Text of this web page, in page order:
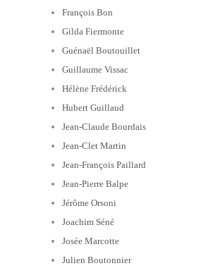
François Bon
Gilda Fiermonte
Guénaël Boutouillet
Guillaume Vissac
Hélène Frédérick
Hubert Guillaud
Jean-Claude Bourdais
Jean-Clet Martin
Jean-François Paillard
Jean-Pierre Balpe
Jérôme Orsoni
Joachim Séné
Josée Marcotte
Julien Boutonnier